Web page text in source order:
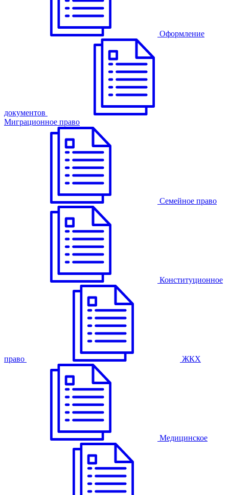
Оформление
документов
Миграционное право
Семейное право
Конституционное
право ЖКХ
Медицинское